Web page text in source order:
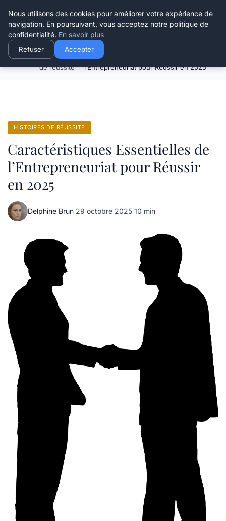
Henry Panky
Histoires
de réussite
Caractéristiques Essentielles de
l’Entrepreneuriat pour Réussir en 2025
HISTOIRES DE RÉUSSITE
Caractéristiques Essentielles de
l’Entrepreneuriat pour Réussir
en 2025
Delphine Brun·29 octobre 2025·10 min
Nous utilisons des cookies pour améliorer votre expérience de
navigation. En poursuivant, vous acceptez notre politique de
confidentialité. En savoir plus
Refuser Accepter